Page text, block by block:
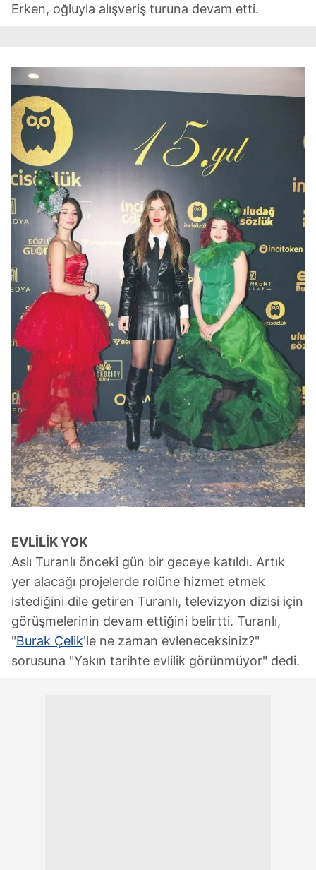
Erken, oğluyla alışveriş turuna devam etti.
EVLİLİK YOK
Aslı Turanlı önceki gün bir geceye katıldı. Artık
yer alacağı projelerde rolüne hizmet etmek
istediğini dile getiren Turanlı, televizyon dizisi için
görüşmelerinin devam ettiğini belirtti. Turanlı,
"Burak Çelik'le ne zaman evleneceksiniz?"
sorusuna "Yakın tarihte evlilik görünmüyor" dedi.